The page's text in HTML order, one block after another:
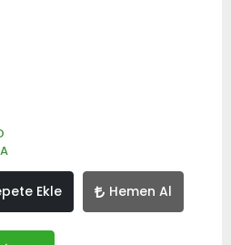
Ekle Hemen Al